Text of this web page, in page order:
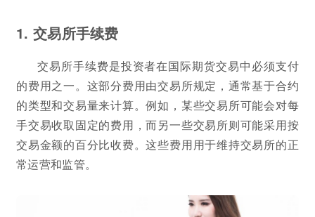
1. 交易所手续费
交易所手续费是投资者在国际期货交易中必须支付
的费用之一。这部分费用由交易所规定，通常基于合约
的类型和交易量来计算。例如，某些交易所可能会对每
手交易收取固定的费用，而另一些交易所则可能采用按
交易金额的百分比收费。这些费用用于维持交易所的正
常运营和监管。